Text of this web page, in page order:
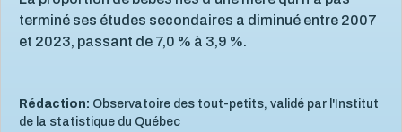
terminé ses études secondaires a diminué entre 2007
et 2023, passant de 7,0 % à 3,9 %.
Rédaction: Observatoire des tout-petits, validé par l'Institut
de la statistique du Québec